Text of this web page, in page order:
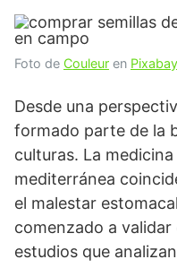
Foto de Couleur en Pixabay
Desde una
formado parte de la
culturas. La
mediterránea
el malestar
comenzado a
estudios que